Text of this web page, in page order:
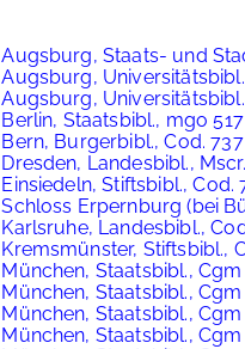
Augsburg, Staats- und
Augsburg, Universitätsbibl.,
Augsburg, Universitätsbibl.,
Berlin, Staatsbibl., mgo 517
Bern, Burgerbibl., Cod. 737
Dresden, Landesbibl.,
Einsiedeln, Stiftsbibl., Cod.
Schloss Erpernburg (bei
Karlsruhe, Landesbibl.,
Kremsmünster, Stiftsbibl.,
München, Staatsbibl.,
München, Staatsbibl., Cgm
München, Staatsbibl.,
München, Staatsbibl.,